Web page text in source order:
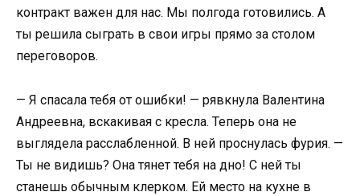
контракт важен для нас. Мы полгода готовились. А
ты решила сыграть в свои игры прямо за столом
переговоров.
— Я спасала тебя от ошибки! — рявкнула Валентина
Андреевна, вскакивая с кресла. Теперь она не
выглядела расслабленной. В ней проснулась фурия. —
Ты не видишь? Она тянет тебя на дно! С ней ты
станешь обычным клерком. Ей место на кухне в